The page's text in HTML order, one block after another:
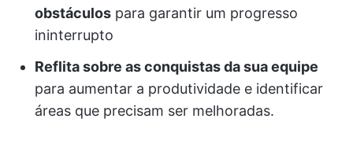
obstáculos para garantir um progresso
ininterrupto
Reflita sobre as conquistas da sua equipe
para aumentar a produtividade e identificar
áreas que precisam ser melhoradas.